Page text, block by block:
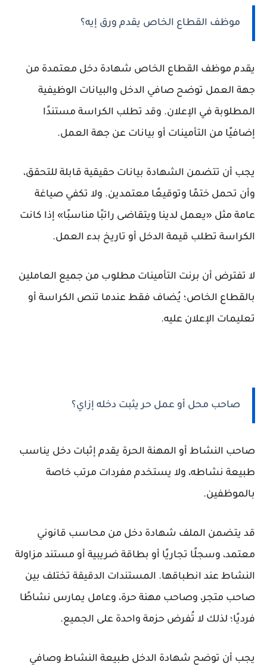
موظف القطاع الخاص يقدم ورق إيه؟
يقدم موظف القطاع الخاص شهادة دخل معتمدة من
جهة العمل توضح صافي الدخل والبيانات الوظيفية
المطلوبة في الإعلان. وقد تطلب الكراسة مستندًا
إضافيًا من التأمينات أو بيانات عن جهة العمل.
يجب أن تتضمن الشهادة بيانات حقيقية قابلة للتحقق،
وأن تحمل ختمًا وتوقيعًا معتمدين. ولا تكفي صياغة
عامة مثل «يعمل لدينا ويتقاضى راتبًا مناسبًا» إذا كانت
الكراسة تطلب قيمة الدخل أو تاريخ بدء العمل.
لا تفترض أن برنت التأمينات مطلوب من جميع العاملين
بالقطاع الخاص؛ يُضاف فقط عندما تنص الكراسة أو
تعليمات الإعلان عليه.
صاحب محل أو عمل حر يثبت دخله إزاي؟
صاحب النشاط أو المهنة الحرة يقدم إثبات دخل يناسب
طبيعة نشاطه، ولا يستخدم مفردات مرتب خاصة
بالموظفين.
قد يتضمن الملف شهادة دخل من محاسب قانوني
معتمد، وسجلًا تجاريًا أو بطاقة ضريبية أو مستند مزاولة
النشاط عند انطباقها. المستندات الدقيقة تختلف بين
صاحب متجر، وصاحب مهنة حرة، وعامل يمارس نشاطًا
فرديًا؛ لذلك لا تُفرض حزمة واحدة على الجميع.
يجب أن توضح شهادة الدخل طبيعة النشاط وصافي